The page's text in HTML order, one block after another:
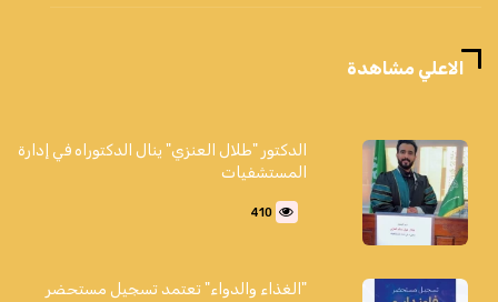
الاعلي مشاهدة
الدكتور "طلال العنزي" ينال الدكتوراه في إدارة
المستشفيات
410
"الغذاء والدواء" تعتمد تسجيل مستحضر